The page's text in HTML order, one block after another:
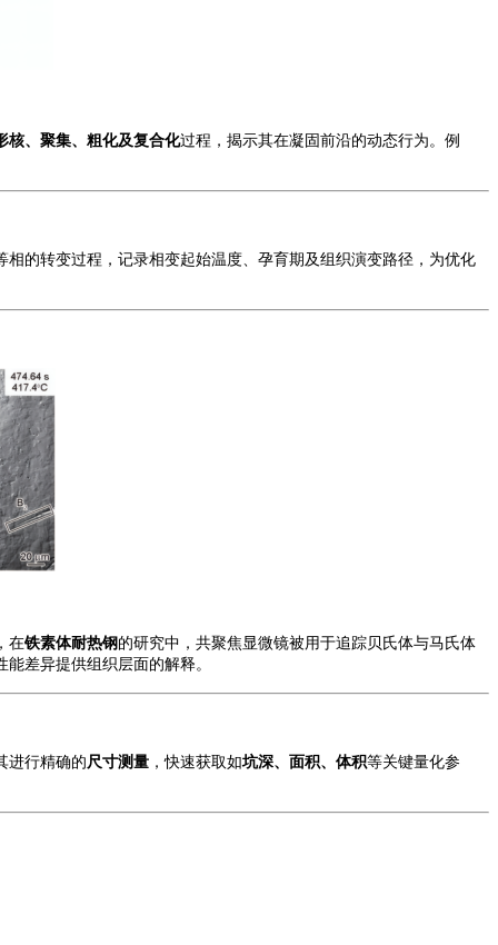
核、聚集、粗化及复合化过程，揭示其在凝固前沿的动态行为。例
相的转变过程，记录相变起始温度、孕育期及组织演变路径，为优化
在铁素体耐热钢 的研究中， 共聚焦显微镜被用于追踪贝氏体与马氏体
差异提供组织层面的解释。
进行精确的尺寸测量 ，快速获取如坑深、面积、体积等关键量化参